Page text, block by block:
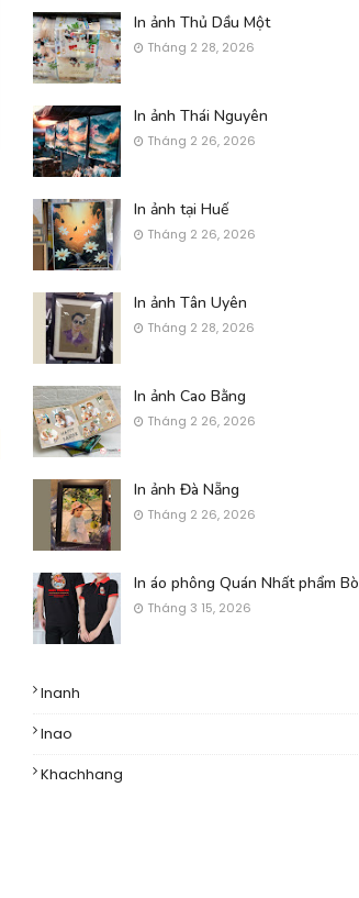
In ảnh Thủ Dầu Một
Tháng 2 28, 2026
In ảnh Thái Nguyên
Tháng 2 26, 2026
In ảnh tại Huế
Tháng 2 26, 2026
In ảnh Tân Uyên
Tháng 2 28, 2026
In ảnh Cao Bằng
Tháng 2 26, 2026
In ảnh Đà Nẵng
Tháng 2 26, 2026
In áo phông Quán Nhất phẩm Bò
Tháng 3 15, 2026
Inanh
Inao
Khachhang